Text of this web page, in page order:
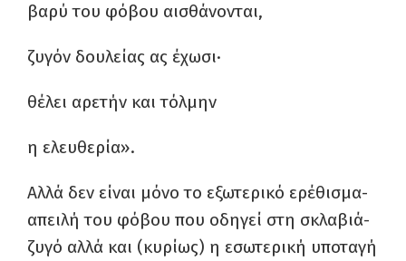
βαρύ του φόβου αισθάνονται,
ζυγόν δουλείας ας έχωσι·
θέλει αρετήν και τόλμην
η ελευθερία».
Αλλά δεν είναι μόνο το εξωτερικό ερέθισμα-
απειλή του φόβου που οδηγεί στη σκλαβιά-
ζυγό αλλά και (κυρίως) η εσωτερική υποταγή